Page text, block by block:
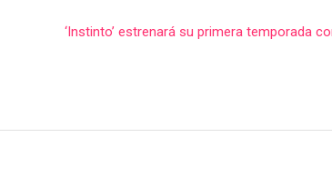
‘Instinto’ estrenará su primera temporada